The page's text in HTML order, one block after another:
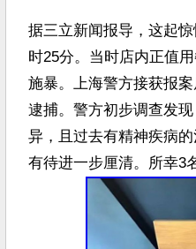
据三立新闻报导，这起
时25分。当时店内正值
施暴。上海警方接获报
逮捕。警方初步调查发
异，且过去有精神疾病